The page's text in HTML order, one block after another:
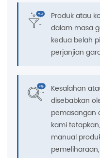
Produk atau
dalam masa
kedua belah
perjanjian
Kesalahan
disebabkan
pemasangan
kami
manual